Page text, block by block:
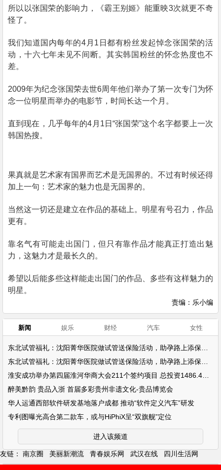
所以以张国荣的影响力，《霸王别姬》能重映3次就更不奇
怪了。
我们知道国内每年的4 月 1 日都有粉丝发起悼念张国荣的活
动，十六七年未见不间断。其实韩国粉丝的怀念热度也不
差。
2009年为纪念张国荣去世6周年他们举办了第一次专门为怀
念一位明星而举办的电影节，时间长达一个月。
直到现在，几乎每年的4 月 1 日“张国荣”这个名字都要上一次
韩国热搜。
果真就是艺术家有国界而艺术是无国界的。不过有时候还得
加上一句：艺术家的魅力也是无国界的。
当然这一切还是建立在作品的基础上。明星有号召力，作品
更有。
靠名气有可能走出国门，但只有靠作品才能真正打造出魅
力，这魅力才是最长久的。
希望以后能多些这样能走出国门的作品、多些有这样魅力的
明星。
责编：乐小编
新闻 娱乐 财经 汽车 女性
醉美黔韵 贵品入浙 首届多彩贵州非遗文化-贵品博览会
华人运通西部软件研发基地落户成都 推动“软件定义汽车”研发
专利图曝光高合第二款车，或与HiPhiX呈“双旗舰”定位
进入该频道
友链： 南京圈 美丽新潮流 青春娱乐网 武汉在线 四川生活网